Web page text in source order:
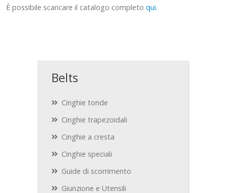
È possibile scaricare il catalogo completo qui.
Belts
Cinghie tonde
Cinghie trapezoidali
Cinghie a cresta
Cinghie speciali
Guide di scorrimento
Giunzione e Utensili